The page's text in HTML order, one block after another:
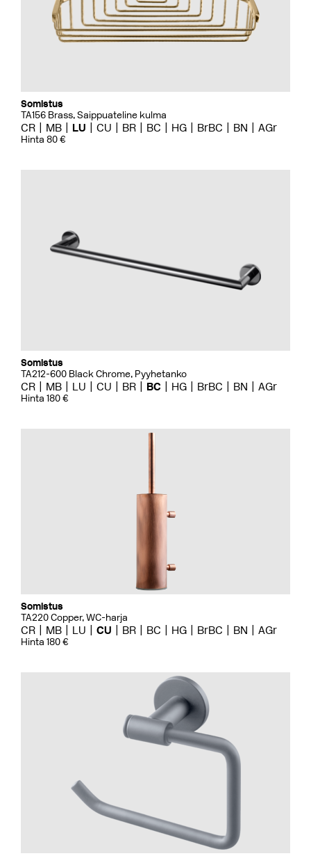
Somistus
TA156 Brass, Saippuateline kulma
CR MB LU CU BR BC HG BrBC BN AGr
Hinta 80 €
Somistus
TA212-600 Black Chrome, Pyyhetanko
CR MB LU CU BR BC HG BrBC BN AGr
Hinta 180 €
Somistus
TA220 Copper, WC-harja
CR MB LU CU BR BC HG BrBC BN AGr
Hinta 180 €